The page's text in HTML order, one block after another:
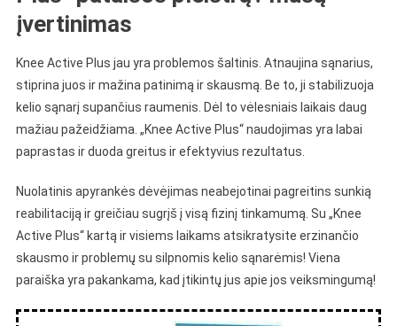
įvertinimas
Knee Active Plus jau yra problemos šaltinis. Atnaujina sąnarius,
stiprina juos ir mažina patinimą ir skausmą. Be to, ji stabilizuoja
kelio sąnarį supančius raumenis. Dėl to vėlesniais laikais daug
mažiau pažeidžiama. „Knee Active Plus“ naudojimas yra labai
paprastas ir duoda greitus ir efektyvius rezultatus.
Nuolatinis apyrankės dėvėjimas neabejotinai pagreitins sunkią
reabilitaciją ir greičiau sugrįš į visą fizinį tinkamumą. Su „Knee
Active Plus“ kartą ir visiems laikams atsikratysite erzinančio
skausmo ir problemų su silpnomis kelio sąnarėmis! Viena
paraiška yra pakankama, kad įtikintų jus apie jos veiksmingumą!